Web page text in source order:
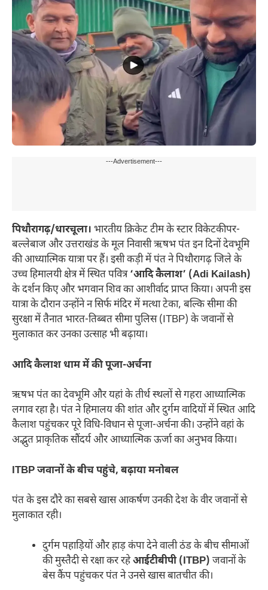
---Advertisement---
पिथौरागढ़/धारचूला। भारतीय क्रिकेट टीम के स्टार विकेटकीपर-
बल्लेबाज और उत्तराखंड के मूल निवासी ऋषभ पंत इन दिनों देवभूमि
की आध्यात्मिक यात्रा पर हैं। इसी कड़ी में पंत ने पिथौरागढ़ जिले के
उच्च हिमालयी क्षेत्र में स्थित पवित्र‘आदि कैलाश’ (Adi Kailash)
के दर्शन किए और भगवान शिव का आशीर्वाद प्राप्त किया। अपनी इस
यात्रा के दौरान उन्होंने न सिर्फ मंदिर में मत्था टेका, बल्कि सीमा की
सुरक्षा में तैनात भारत-तिब्बत सीमा पुलिस (ITBP) के जवानों से
मुलाकात कर उनका उत्साह भी बढ़ाया।
आदि कैलाश धाम में की पूजा-अर्चना
ऋषभ पंत का देवभूमि और यहां के तीर्थ स्थलों से गहरा आध्यात्मिक
लगाव रहा है। पंत ने हिमालय की शांत और दुर्गम वादियों में स्थित आदि
कैलाश पहुंचकर पूरे विधि-विधान से पूजा-अर्चना की। उन्होंने वहां के
अद्भुत प्राकृतिक सौंदर्य और आध्यात्मिक ऊर्जा का अनुभव किया।
ITBP जवानों के बीच पहुंचे, बढ़ाया मनोबल
पंत के इस दौरे का सबसे खास आकर्षण उनकी देश के वीर जवानों से
मुलाकात रही।
दुर्गम पहाड़ियों और हाड़ कंपा देने वाली ठंड के बीच सीमाओं
की मुस्तैदी से रक्षा कर रहेआईटीबीपी (ITBP) जवानों के
बेस कैंप पहुंचकर पंत ने उनसे खास बातचीत की।